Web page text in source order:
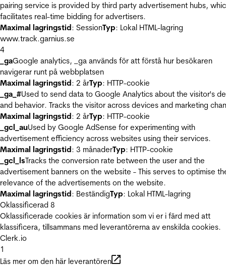
pairing service is provided by third party advertisement hubs,
facilitates real-time bidding for advertisers.
Maximal lagringstid: SessionTyp: Lokal HTML-lagring
www.track.garnius.se
4
_gaGoogle analytics, _ga används för att förstå hur besökaren
navigerar runt på webbplatsen
Maximal lagringstid: 2 årTyp: HTTP-cookie
_ga_#Used to send data to Google Analytics about the visitor's
and behavior. Tracks the visitor across devices and marketing
Maximal lagringstid: 2 årTyp: HTTP-cookie
_gcl_auUsed by Google AdSense for experimenting with
advertisement efficiency across websites using their services.
Maximal lagringstid: 3 månaderTyp: HTTP-cookie
_gcl_lsTracks the conversion rate between the user and the
advertisement banners on the website - This serves to optimise
relevance of the advertisements on the website.
Maximal lagringstid: BeständigTyp: Lokal HTML-lagring
Oklassificerad 8
Oklassificerade cookies är information som vi er i färd med att
klassificera, tillsammans med leverantörerna av enskilda cookies.
Clerk.io
1
Läs mer om den här leverantören